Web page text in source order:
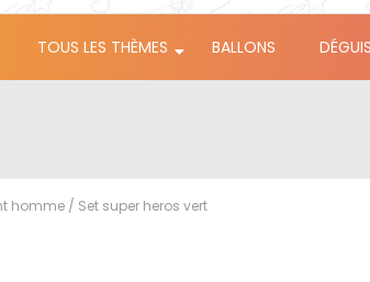
TOUS LES THÈMES BALLONS
homme / Set super heros vert